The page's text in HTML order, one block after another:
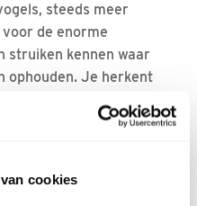
cookies
steeds meer
de enorme
struiken kennen waar
ophouden. Je herkent
Het begint met de